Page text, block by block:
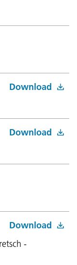
Download
Download
Download
-